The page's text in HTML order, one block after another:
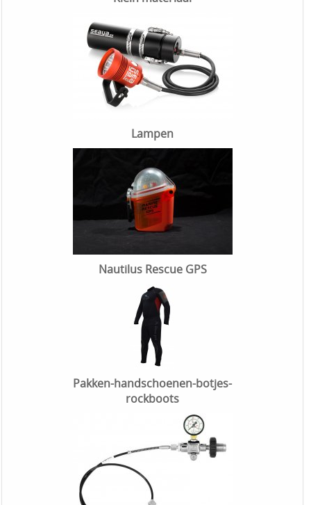
Lampen
Nautilus Rescue GPS
Pakken-handschoenen-botjes-
rockboots